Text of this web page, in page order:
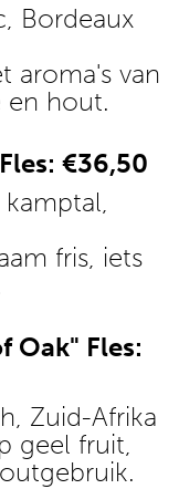
Bordeaux
aroma's van
en hout.
€36,50
fris, iets
Oak" Fles:
Zuid-Afrika
geel fruit,